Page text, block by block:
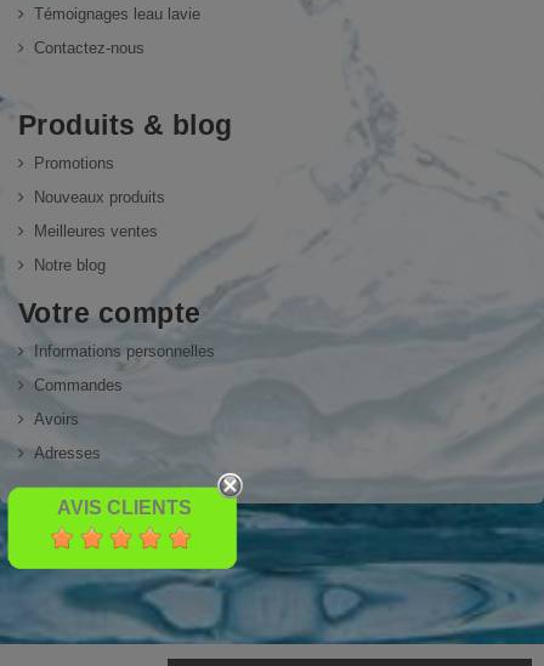
Témoignages leau lavie
Contactez-nous
Produits & blog
Promotions
Nouveaux produits
Meilleures ventes
Notre blog
Votre compte
Informations personnelles
Commandes
Avoirs
Adresses
AVIS CLIENTS